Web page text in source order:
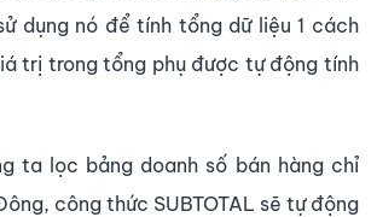
dụng nó để tính tổng dữ liệu 1 cách
trị trong tổng phụ được tự động tính
ta lọc bảng doanh số bán hàng chỉ
công thức SUBTOTAL sẽ tự động